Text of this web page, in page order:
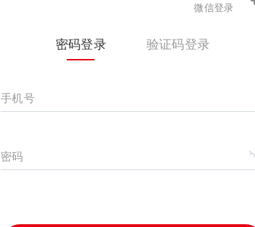
微信登录
密码登录 验证码登录
手机号
密码